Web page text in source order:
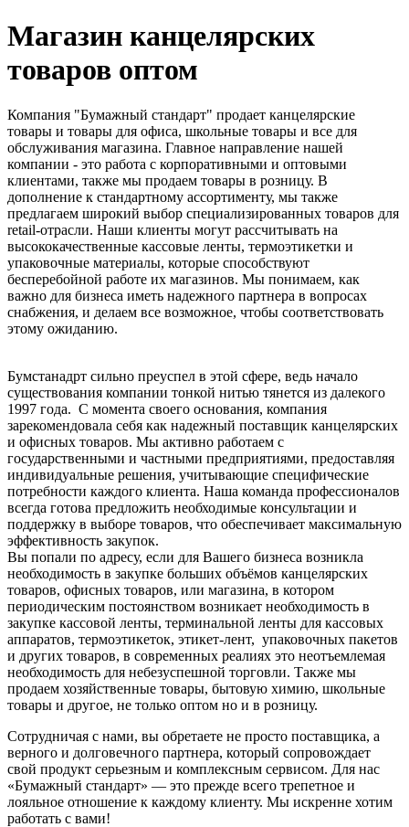
Магазин канцелярских
товаров оптом
Компания "Бумажный стандарт" продает канцелярские
товары и товары для офиса, школьные товары и все для
обслуживания магазина. Главное направление нашей
компании - это работа с корпоративными и оптовыми
клиентами, также мы продаем товары в розницу. В
дополнение к стандартному ассортименту, мы также
предлагаем широкий выбор специализированных товаров для
retail-отрасли. Наши клиенты могут рассчитывать на
высококачественные кассовые ленты, термоэтикетки и
упаковочные материалы, которые способствуют
бесперебойной работе их магазинов. Мы понимаем, как
важно для бизнеса иметь надежного партнера в вопросах
снабжения, и делаем все возможное, чтобы соответствовать
этому ожиданию.
Бумстанадрт сильно преуспел в этой сфере, ведь начало
существования компании тонкой нитью тянется из далекого
1997 года. С момента своего основания, компания
зарекомендовала себя как надежный поставщик канцелярских
и офисных товаров. Мы активно работаем с
государственными и частными предприятиями, предоставляя
индивидуальные решения, учитывающие специфические
потребности каждого клиента. Наша команда профессионалов
всегда готова предложить необходимые консультации и
поддержку в выборе товаров, что обеспечивает максимальную
эффективность закупок.
Вы попали по адресу, если для Вашего бизнеса возникла
необходимость в закупке больших объёмов канцелярских
товаров, офисных товаров, или магазина, в котором
периодическим постоянством возникает необходимость в
закупке кассовой ленты, терминальной ленты для кассовых
аппаратов, термоэтикеток, этикет-лент, упаковочных пакетов
и других товаров, в современных реалиях это неотъемлемая
необходимость для небезуспешной торговли. Также мы
продаем хозяйственные товары, бытовую химию, школьные
товары и другое, не только оптом но и в розницу.
Сотрудничая с нами, вы обретаете не просто поставщика, а
верного и долговечного партнера, который сопровождает
свой продукт серьезным и комплексным сервисом. Для нас
«Бумажный стандарт» — это прежде всего трепетное и
лояльное отношение к каждому клиенту. Мы искренне хотим
работать с вами!